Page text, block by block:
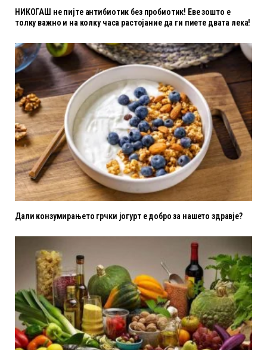
НИКОГАШ не пијте антибиотик без пробиотик! Еве зошто е
толку важно и на колку часа растојание да ги пиете двата лека!
Дали конзумирањето грчки јогурт е добро за нашето здравје?